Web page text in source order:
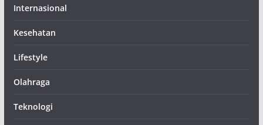
Internasional
Kesehatan
Lifestyle
Olahraga
Teknologi